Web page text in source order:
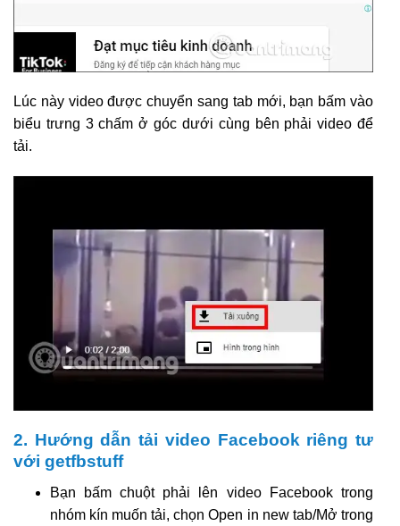
Lúc này video được chuyển sang tab mới, bạn bấm vào
biểu trưng 3 chấm ở góc dưới cùng bên phải video để
tải.
2. Hướng dẫn tải video Facebook riêng tư
với getfbstuff
Bạn bấm chuột phải lên video Facebook trong
nhóm kín muốn tải, chọn Open in new tab/Mở trong